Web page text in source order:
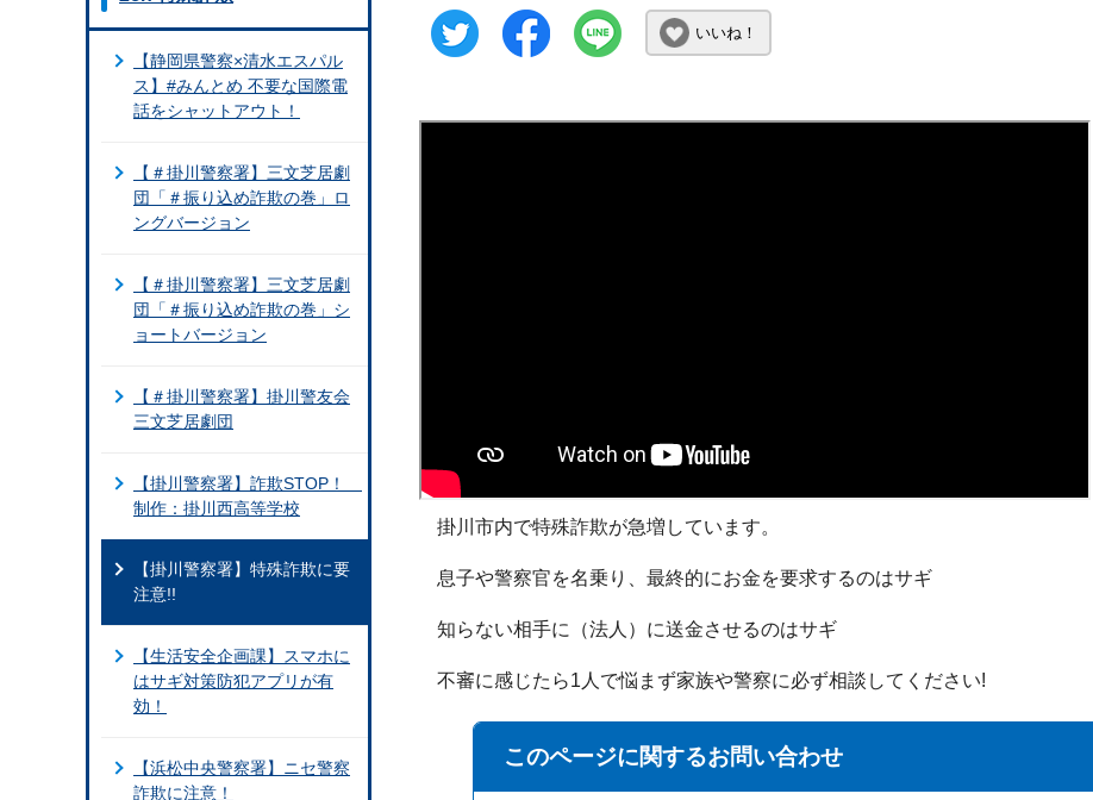
いいね！
掛川市内で特殊詐欺が急増しています。
息子や警察官を名乗り、最終的にお金を要求するのはサギ
知らない相手に（法人）に送金させるのはサギ
不審に感じたら1人で悩まず家族や警察に必ず相談してください!
このページに関するお問い合わせ
【静岡県警察×清水エスパル
ス】#みんとめ 不要な国際電
話をシャットアウト！
【＃掛川警察署】三文芝居劇
団「＃振り込め詐欺の巻」ロ
ングバージョン
【＃掛川警察署】三文芝居劇
団「＃振り込め詐欺の巻」シ
ョートバージョン
【＃掛川警察署】掛川警友会
三文芝居劇団
【掛川警察署】詐欺STOP！
制作：掛川西高等学校
【掛川警察署】特殊詐欺に要
注意!!
【生活安全企画課】スマホに
はサギ対策防犯アプリが有
効！
【浜松中央警察署】ニセ警察
詐欺に注意！